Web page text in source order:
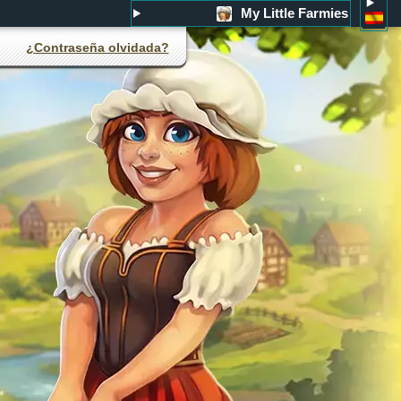
My Little Farmies
¿Contraseña olvidada?